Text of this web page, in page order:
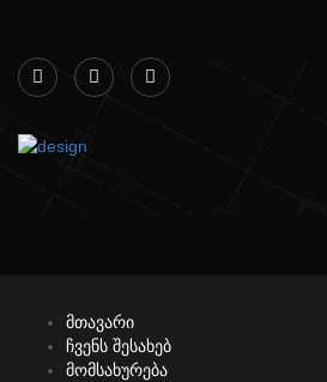
მთავარი
ჩვენს შესახებ
მომსახურება